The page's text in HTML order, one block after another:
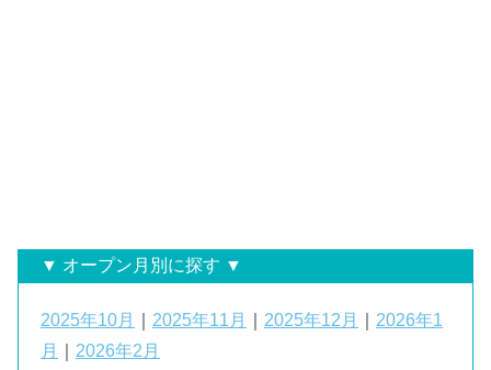
▼ オープン月別に探す ▼
2025年10月 2025年11月 2025年12月
2026年1
月
2026年2月